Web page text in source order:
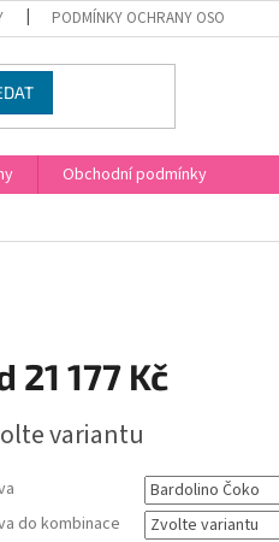
PODMÍNKY OCHRANY OSOBNÍCH
Obchodní podmínky
21 177 Kč
variantu
do kombinace